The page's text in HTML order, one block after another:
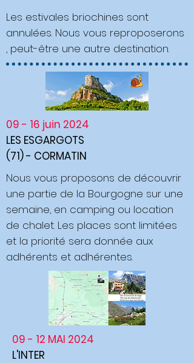
Les estivales briochines sont
annulées. Nous vous reproposerons
, peut-être une autre destination.
09 - 16 juin 2024
LES ESGARGOTS
(71) - CORMATIN
Nous vous proposons de découvrir
une partie de la Bourgogne sur une
semaine, en camping ou location
de chalet. Les places sont limitées
et la priorité sera donnée aux
adhérents et adhérentes.
09 - 12 MAI 2024
L'INTER